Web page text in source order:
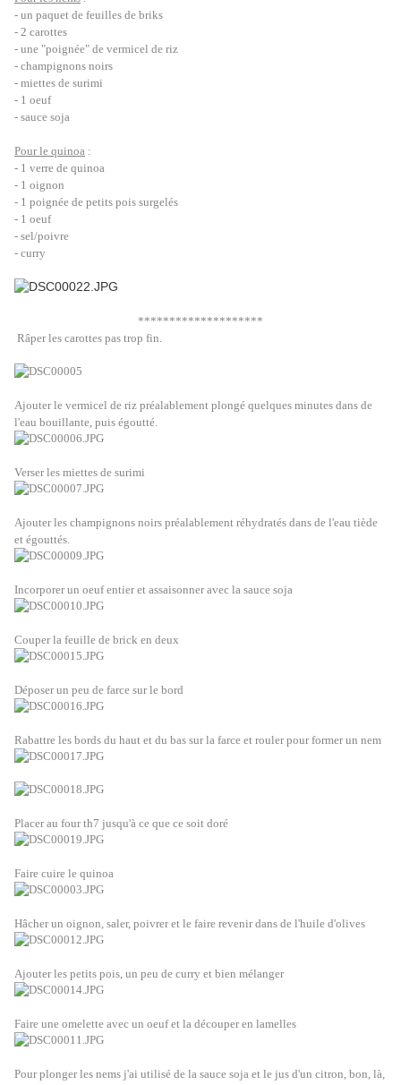
- un paquet de feuilles de briks
- 2 carottes
- une "poignée" de vermicel de riz
- champignons noirs
- miettes de surimi
- 1 oeuf
- sauce soja
Pour le quinoa :
- 1 verre de quinoa
- 1 oignon
- 1 poignée de petits pois surgelés
- 1 oeuf
- sel/poivre
- curry
********************
Râper les carottes pas trop fin.
Ajouter le vermicel de riz préalablement plongé quelques minutes dans de
l'eau bouillante, puis égoutté.
Verser les miettes de surimi
Ajouter les champignons noirs préalablement réhydratés dans de l'eau tiède
et égouttés.
Incorporer un oeuf entier et assaisonner avec la sauce soja
Couper la feuille de brick en deux
Déposer un peu de farce sur le bord
Rabattre les bords du haut et du bas sur la farce et rouler pour former un nem
Placer au four th7 jusqu'à ce que ce soit doré
Faire cuire le quinoa
Hâcher un oignon, saler, poivrer et le faire revenir dans de l'huile d'olives
Ajouter les petits pois, un peu de curry et bien mélanger
Faire une omelette avec un oeuf et la découper en lamelles
Pour plonger les nems j'ai utilisé de la sauce soja et le jus d'un citron, bon, là,